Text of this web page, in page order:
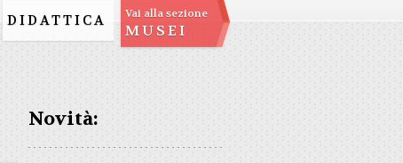
DIDATTICA Vai alla sezione
MUSEI
Novità: